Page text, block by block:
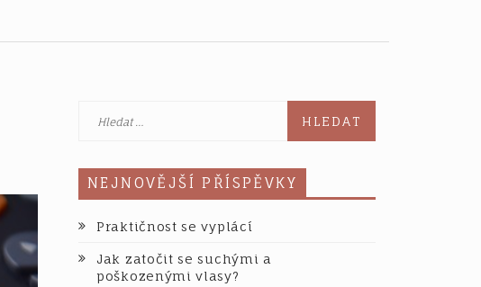
NEJNOVĚJŠÍ PŘÍSPĚVKY
Praktičnost se vyplácí
Jak zatočit se suchými a
poškozenými vlasy?